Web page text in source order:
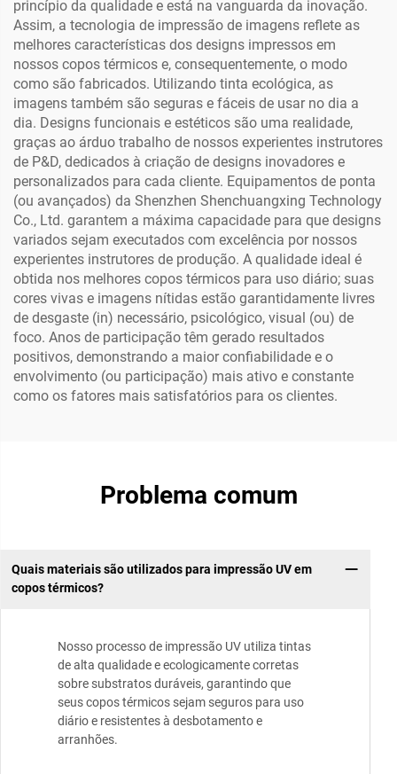
princípio da qualidade e está na vanguarda da inovação.
Assim, a tecnologia de impressão de imagens reflete as
melhores características dos designs impressos em
nossos copos térmicos e, consequentemente, o modo
como são fabricados. Utilizando tinta ecológica, as
imagens também são seguras e fáceis de usar no dia a
dia. Designs funcionais e estéticos são uma realidade,
graças ao árduo trabalho de nossos experientes instrutores
de P&D, dedicados à criação de designs inovadores e
personalizados para cada cliente. Equipamentos de ponta
(ou avançados) da Shenzhen Shenchuangxing Technology
Co., Ltd. garantem a máxima capacidade para que designs
variados sejam executados com excelência por nossos
experientes instrutores de produção. A qualidade ideal é
obtida nos melhores copos térmicos para uso diário; suas
cores vivas e imagens nítidas estão garantidamente livres
de desgaste (in) necessário, psicológico, visual (ou) de
foco. Anos de participação têm gerado resultados
positivos, demonstrando a maior confiabilidade e o
envolvimento (ou participação) mais ativo e constante
como os fatores mais satisfatórios para os clientes.
Problema comum
Quais materiais são utilizados para impressão UV em
copos térmicos?
Nosso processo de impressão UV utiliza tintas
de alta qualidade e ecologicamente corretas
sobre substratos duráveis, garantindo que
seus copos térmicos sejam seguros para uso
diário e resistentes à desbotamento e
arranhões.